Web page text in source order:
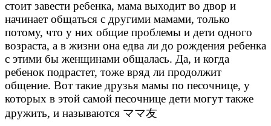
стоит завести ребенка, мама выходит во двор и
начинает общаться с другими мамами, только
потому, что у них общие проблемы и дети одного
возраста, а в жизни она едва ли до рождения ребенка
с этими бы женщинами общалась. Да, и когда
ребенок подрастет, тоже вряд ли продолжит
общение. Вот такие друзья мамы по песочнице, у
которых в этой самой песочнице дети могут также
дружить, и называются ママ友